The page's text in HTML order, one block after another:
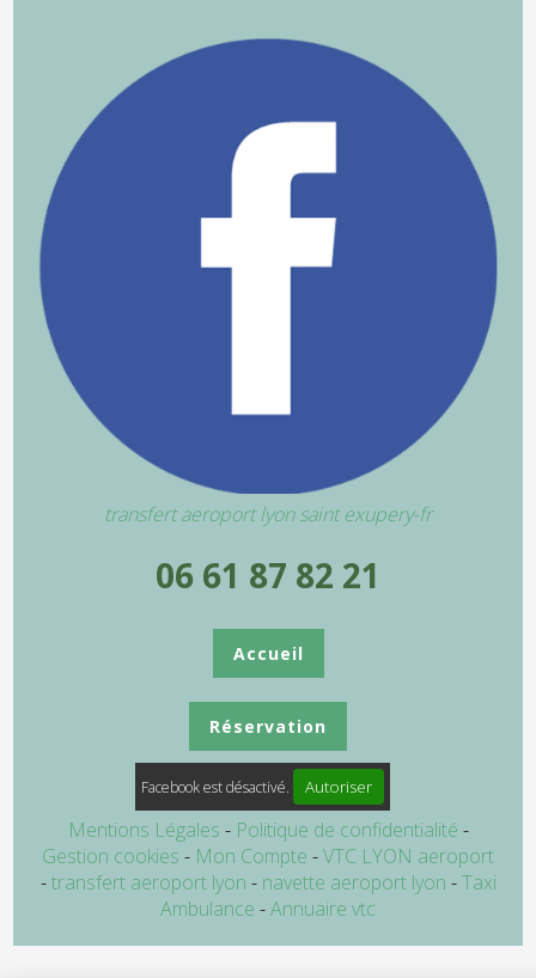
transfert aeroport lyon saint exupery-fr
06 61 87 82 21
Accueil
Réservation
Facebook est désactivé. Autoriser
Mentions Légales
Politique de confidentialité
Gestion cookies
Mon Compte
VTC LYON aeroport
transfert aeroport lyon
navette aeroport lyon
Taxi
Ambulance
Annuaire vtc